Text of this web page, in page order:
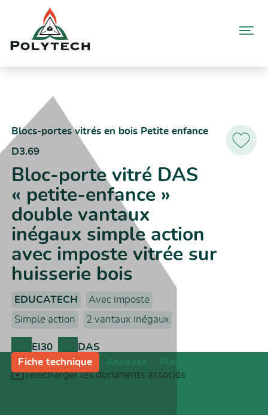
contenu
inégaux simple action avec imposte vitrée sur huisserie bois
Ajoutez
Blocs-portes vitrés en bois Petite enfance
D3.69
Bloc-porte vitré DAS
« petite-enfance »
double vantaux
inégaux simple action
avec imposte vitrée sur
huisserie bois
EDUCATECH
Avec imposte
Simple action
2 vantaux inégaux
EI30 DAS
Télécharger les documents associés
Fiche technique Annexes Plans